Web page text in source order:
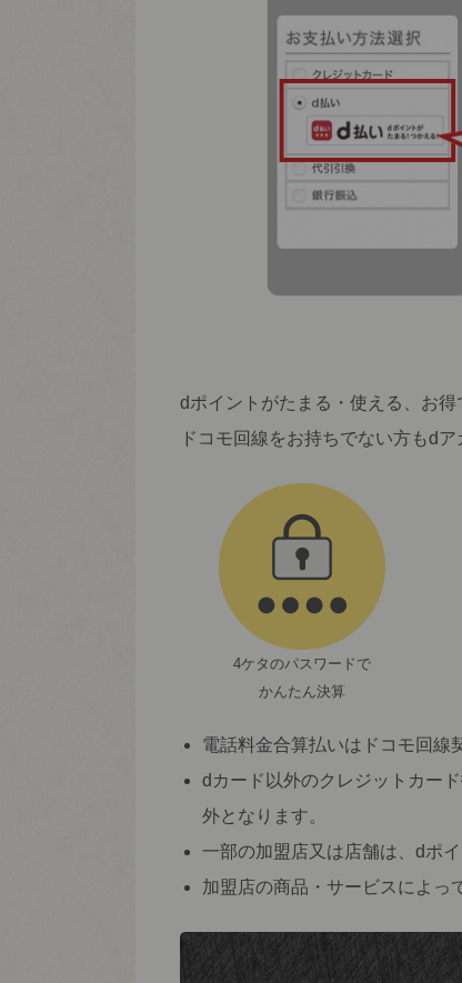
dポイントがたまる・使える、お得
ドコモ回線をお持ちでない方もd
4ケタのパスワードで
かんたん決算
電話料金合算払いはドコモ回線
dカード以外のクレジットカー
外となります。
一部の加盟店又は店舗は、dポ
加盟店の商品・サービスによっ